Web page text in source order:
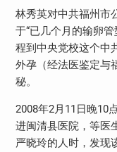
林秀英对中共福州市
于“已几个月的输卵
程到中央党校这个中
外孕（经法医鉴定与
秘。
2008年2月11日晚10
进闽清县医院，等医
严晓玲的人时，发现